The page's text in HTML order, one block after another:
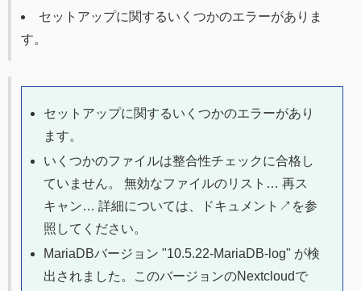
セットアップに関するいくつかのエラーがありま
す。
セットアップに関するいくつかのエラーがあり
ます。
いくつかのファイルは整合性チェックに合格し
ていません。 無効なファイルのリスト… 再ス
キャン… 詳細については、ドキュメント↗を参
照してください。
MariaDBバージョン "10.5.22-MariaDB-log" が検
出されました。このバージョンのNextcloudで